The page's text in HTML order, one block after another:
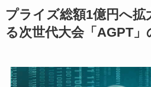
プライズ総額1億円へ拡
る次世代大会「AGPT」